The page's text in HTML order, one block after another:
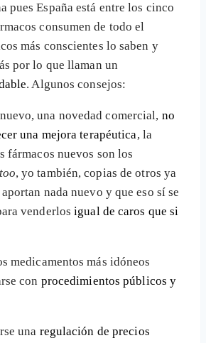
pues España está entre los cinco
consumen de todo el
más conscientes lo saben y
por lo que llaman un
. Algunos consejos:
una novedad comercial, no
una mejora terapéutica, la
fármacos nuevos son los
, yo también, copias de otros ya
nada nuevo y que eso sí se
venderlosigual de caros que si
medicamentos más idóneos
con procedimientos públicos y
una regulación de precios